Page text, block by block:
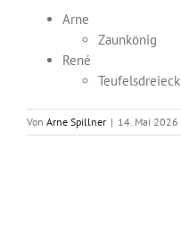
Arne
Zaunkönig
René
Teufelsdreieck
Von Arne Spillner | 14. Mai 2026